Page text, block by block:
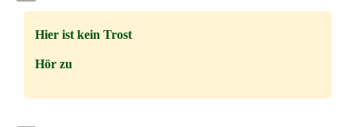
Hier ist kein Trost
Hör zu